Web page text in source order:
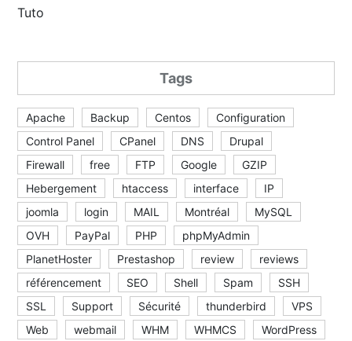
Tuto
Tags
Apache Backup Centos
Configuration
Control Panel
CPanel DNS
Drupal
Firewall
free FTP Google
GZIP
Hebergement
htaccess interface
IP
joomla
login MAIL Montréal
MySQL
OVH
PayPal PHP
phpMyAdmin
PlanetHoster
Prestashop review
reviews
référencement
SEO Shell Spam
SSH
SSL
Support Sécurité thunderbird
VPS
Web
webmail WHM WHMCS WordPress